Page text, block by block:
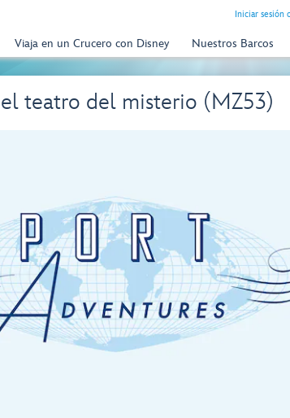
Iniciar sesión
Viaja en un Crucero con Disney Nuestros Barcos
teatro del misterio (MZ53)